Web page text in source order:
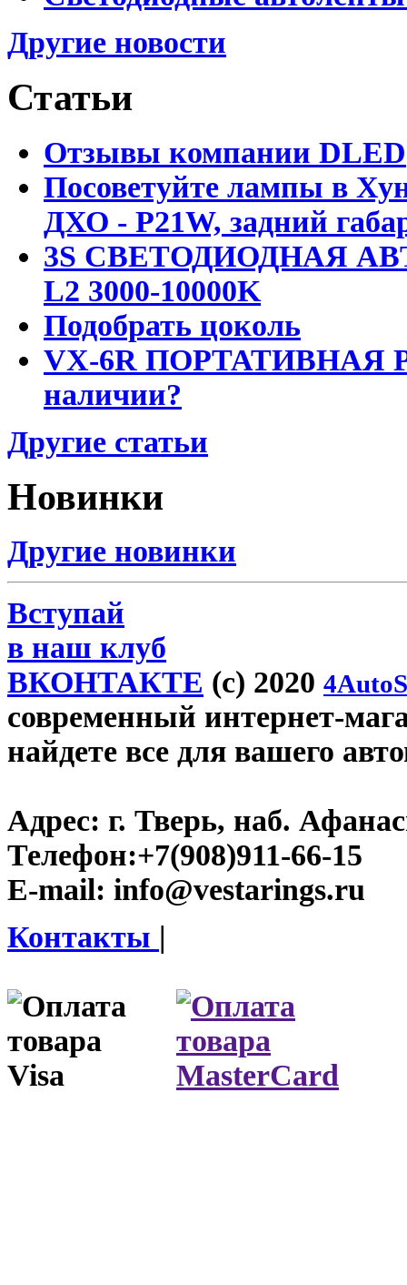
Другие новости
Статьи
Отзывы компании DLED
Посоветуйте лампы в
ДХО - P21W, задний
3S СВЕТОДИОДНАЯ
L2 3000-10000K
Подобрать цоколь
VX-6R ПОРТАТИВНАЯ
наличии?
Другие статьи
Новинки
Другие новинки
Вступай
в наш клуб
ВКОНТАКТЕ (c) 2020
современный интернет-
найдете все для вашего
Адрес: г. Тверь, наб.
Телефон:+7(908)911-66-15
E-mail: info@vestarings.ru
Контакты |